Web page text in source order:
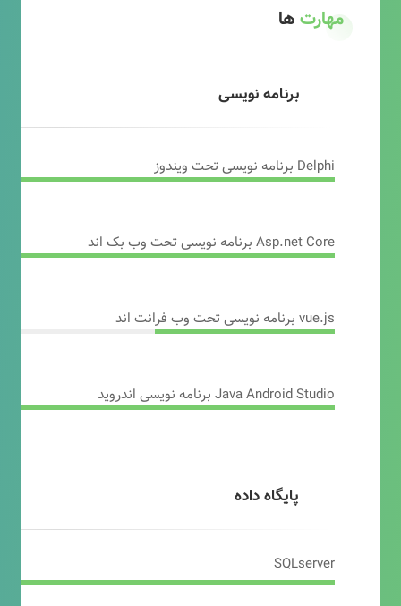
مهارتها
برنامه نویسی
Delphi برنامه نویسی تحت ویندوز
Asp.net Core برنامه نویسی تحت وب بک اند
vue.js برنامه نویسی تحت وب فرانت اند
Java Android Studio برنامه نویسی اندروید
پایگاه داده
SQLserver